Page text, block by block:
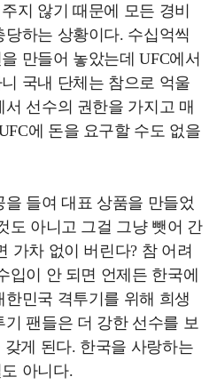
지 않기 때문에 모든 경비
하는 상황이다. 수십억씩
만들어 놓았는데 UFC에서
국내 단체는 참으로 억울
선수의 권한을 가지고 매
에 돈을 요구할 수도 없을
들여 대표 상품을 만들었
도 아니고 그걸 그냥 뺏어 간
가차 없이 버린다? 참 어려
입이 안 되면 언제든 한국에
민국 격투기를 위해 희생
팬들은 더 강한 선수를 보
게 된다. 한국을 사랑하는
아니다.